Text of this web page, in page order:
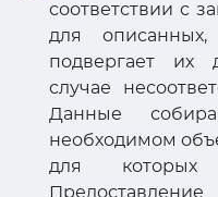
соответствии с
для
подвергает их
случае
Данные
необходимом
для которых